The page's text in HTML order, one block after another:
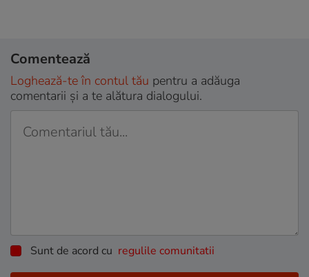
Comentează
Loghează-te în contul tău pentru a adăuga
comentarii și a te alătura dialogului.
Sunt de acord cu regulile comunitatii